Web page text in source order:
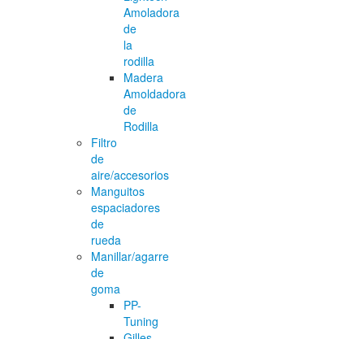
Amoladora
de
la
rodilla
Madera
Amoldadora
de
Rodilla
Filtro
de
aire/accesorios
Manguitos
espaciadores
de
rueda
Manillar/agarre
de
goma
PP-
Tuning